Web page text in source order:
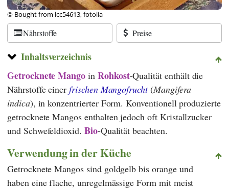
© Bought from lcc54613, fotolia
Nährstoffe Preise
Inhaltsverzeichnis
Getrocknete Mango in Rohkost-Qualität enthält die
Nährstoffe einerfrischen Mangofrucht(Mangifera
indica), in konzentrierter Form. Konventionell produzierte
getrocknete Mangos enthalten jedoch oft Kristallzucker
und Schwefeldioxid. Bio-Qualität beachten.
Verwendung in der Küche
Getrocknete Mangos sind goldgelb bis orange und
haben eine flache, unregelmässige Form mit meist